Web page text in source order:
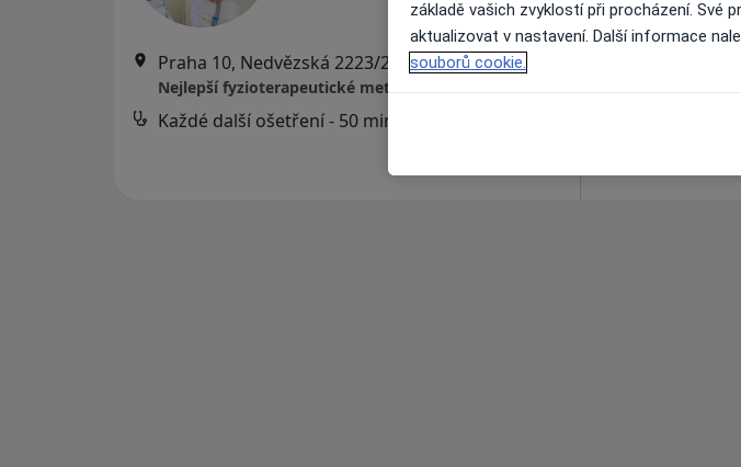
Praha 10, Nedvězská 2223/29 (areál Medicentrum - Skalka, 2. patro), Praha •Mapa
Nejlepší fyzioterapeutické metody pro Vaše zdraví
Každé další ošetření - 50 min.
základě vašich zvyklostí při procházení. Své
aktualizovat v nastavení. Další informace
souborů cookie.